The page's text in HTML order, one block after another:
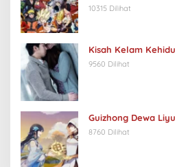
10315 Dilihat
Kisah Kelam
9560 Dilihat
Guizhong Dewa
8760 Dilihat